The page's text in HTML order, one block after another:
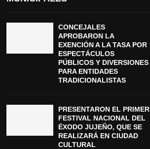
CONCEJALES
APROBARON LA
EXENCIÓN A LA TASA POR
ESPECTÁCULOS
PÚBLICOS Y DIVERSIONES
PARA ENTIDADES
TRADICIONALISTAS
PRESENTARON EL PRIMER
FESTIVAL NACIONAL DEL
ÉXODO JUJEÑO, QUE SE
REALIZARÁ EN CIUDAD
CULTURAL